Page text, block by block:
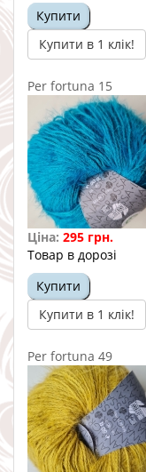
Купити
Купити в 1 клік!
Per fortuna 15
Ціна: 295 грн.
Товар в дорозі
Купити
Купити в 1 клік!
Per fortuna 49